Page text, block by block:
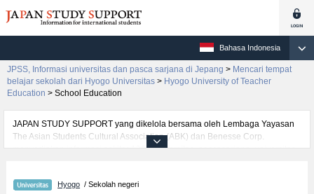
Bahasa Indonesia
JPSS, Informasi universitas dan pasca sarjana di Jepang > Mencari tempat
belajar sekolah dari Hyogo Universitas > Hyogo University of Teacher
Education > School Education
JAPAN STUDY SUPPORT yang dikelola bersama oleh Lembaga Yayasan
The Asian Students Cultural Association (ABK) dan Benesse Corp.
menyediakan informasi sekitar 1300 universitas, pascasarjana, universitas
mencakup informasi per fakultas seperti Fakultas School Education, serta
Hyogo / Sekolah negeri